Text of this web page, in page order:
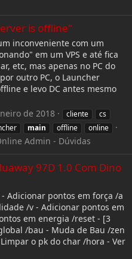
is offline"
inconveniente com um
em um VPS e até fica
etc, mas apenas no PC do
outro PC, o Launcher
e levo DC antes mesmo
de 2018 cliente
cs
main offline online
Admin - Dúvidas
97D 1.0 Com Dino
Adicionar pontos em força /a
/v - Adicionar pontos em
em energia /reset - [3
/bau - Muda de Bau /zen
o pk do char /hora - Ver